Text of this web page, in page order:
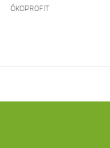
ÖKOPROFIT